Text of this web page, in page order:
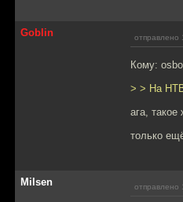
Goblin отправлено
Кому:
> > На
ага, такое
только
Milsen отправлено